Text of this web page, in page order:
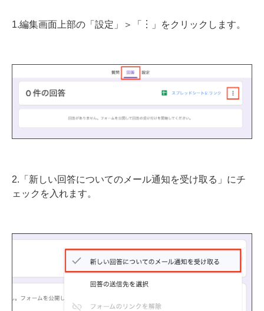
1.編集画面上部の「設定」＞「︙」をクリックします。
2.「新しい回答についてのメール通知を受け取る」にチ
ェックを入れます。